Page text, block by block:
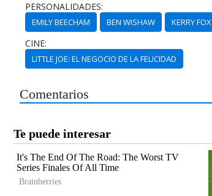
PERSONALIDADES:
EMILY BEECHAM BEN WISHAW KERRY FOX
CINE:
LITTLE JOE: EL NEGOCIO DE LA FELICIDAD
Comentarios